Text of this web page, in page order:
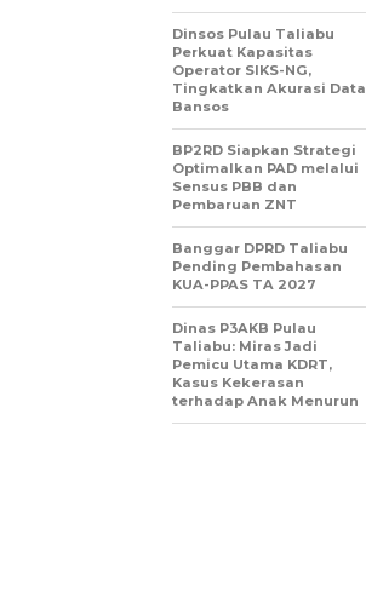
Dinsos Pulau Taliabu
Perkuat Kapasitas
Operator SIKS-NG,
Tingkatkan Akurasi Data
Bansos
BP2RD Siapkan Strategi
Optimalkan PAD melalui
Sensus PBB dan
Pembaruan ZNT
Banggar DPRD Taliabu
Pending Pembahasan
KUA-PPAS TA 2027
Dinas P3AKB Pulau
Taliabu: Miras Jadi
Pemicu Utama KDRT,
Kasus Kekerasan
terhadap Anak Menurun